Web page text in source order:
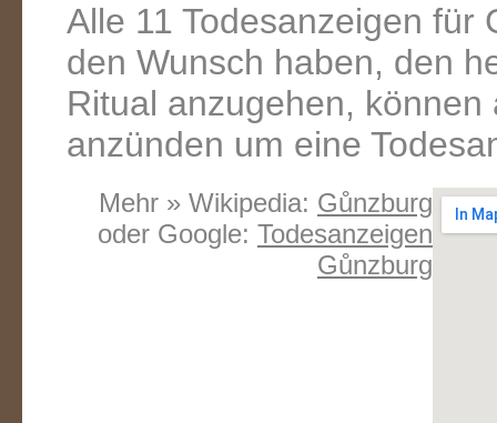
Alle 11 Todesanzeigen für
den Wunsch haben, den
Ritual anzugehen,
anzünden um eine
Mehr » Wikipedia: Gůnzburg
oder Google: Todesanzeigen
Gůnzburg